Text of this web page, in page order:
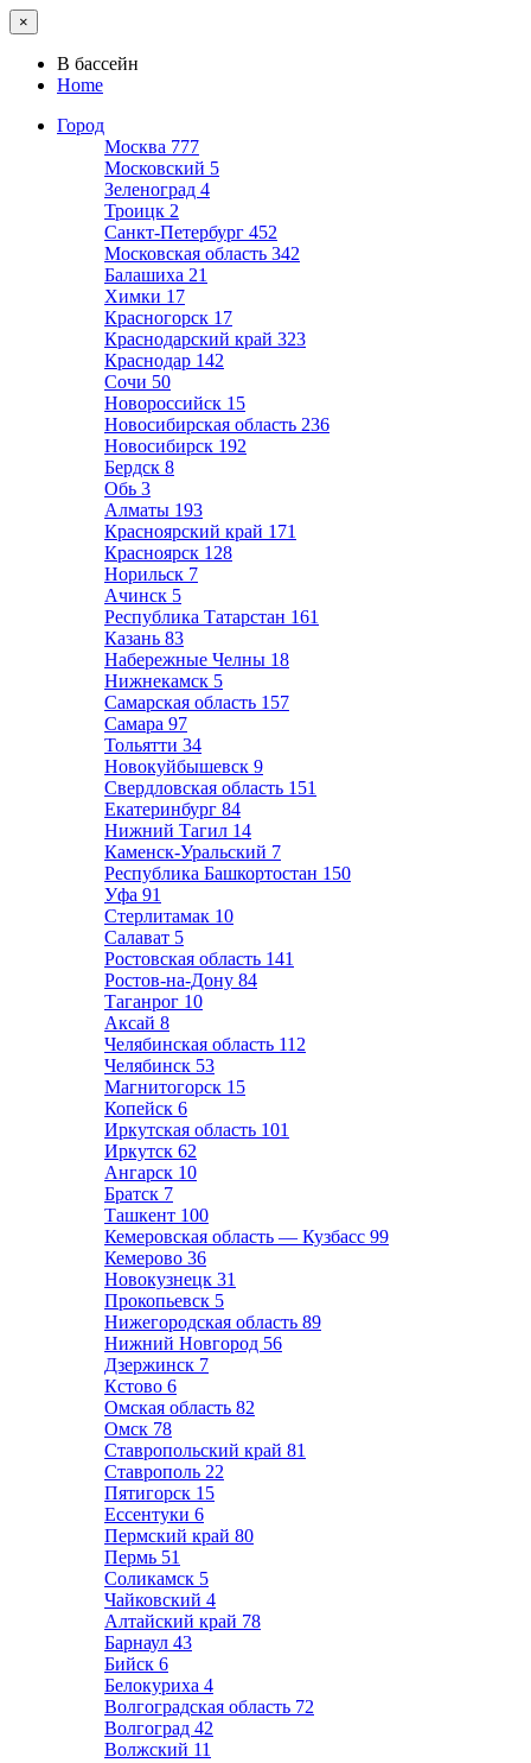
×
В бассейн
Home
Город
Москва 777
Московский 5
Зеленоград 4
Троицк 2
Санкт-Петербург 452
Московская область 342
Балашиха 21
Химки 17
Красногорск 17
Краснодарский край 323
Краснодар 142
Сочи 50
Новороссийск 15
Новосибирская область 236
Новосибирск 192
Бердск 8
Обь 3
Алматы 193
Красноярский край 171
Красноярск 128
Норильск 7
Ачинск 5
Республика Татарстан 161
Казань 83
Набережные Челны 18
Нижнекамск 5
Самарская область 157
Самара 97
Тольятти 34
Новокуйбышевск 9
Свердловская область 151
Екатеринбург 84
Нижний Тагил 14
Каменск-Уральский 7
Республика Башкортостан 150
Уфа 91
Стерлитамак 10
Салават 5
Ростовская область 141
Ростов-на-Дону 84
Таганрог 10
Аксай 8
Челябинская область 112
Челябинск 53
Магнитогорск 15
Копейск 6
Иркутская область 101
Иркутск 62
Ангарск 10
Братск 7
Ташкент 100
Кемеровская область — Кузбасс 99
Кемерово 36
Новокузнецк 31
Прокопьевск 5
Нижегородская область 89
Нижний Новгород 56
Дзержинск 7
Кстово 6
Омская область 82
Омск 78
Ставропольский край 81
Ставрополь 22
Пятигорск 15
Ессентуки 6
Пермский край 80
Пермь 51
Соликамск 5
Чайковский 4
Алтайский край 78
Барнаул 43
Бийск 6
Белокуриха 4
Волгоградская область 72
Волгоград 42
Волжский 11